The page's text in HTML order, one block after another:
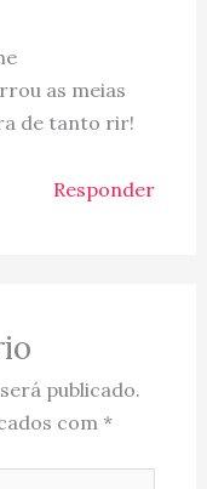
as meias
de tanto rir!
Responder
publicado.
com *